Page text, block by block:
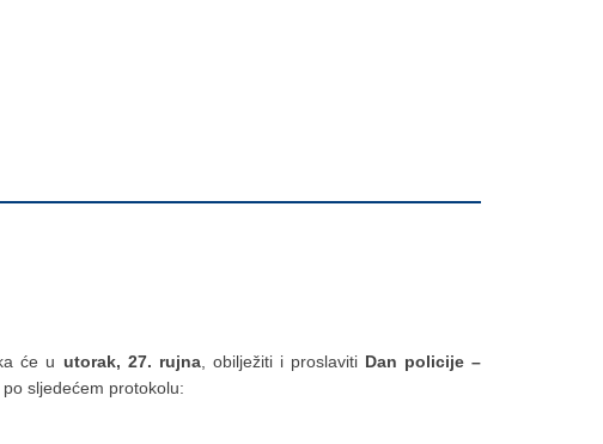
će u utorak, 27. rujna, obilježiti i proslaviti Dan policije –
po sljedećem protokolu: